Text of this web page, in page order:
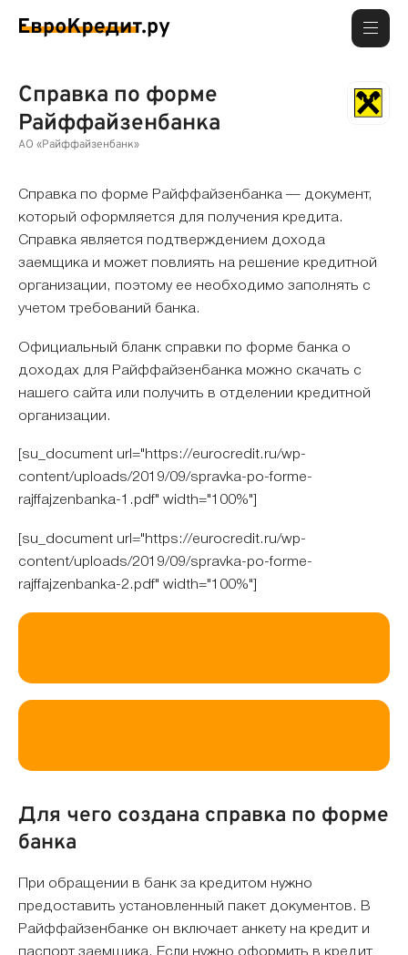
Справка по форме
Райффайзенбанка
АО «Райффайзенбанк»
Справка по форме Райффайзенбанка — документ,
который оформляется для получения кредита.
Справка является подтверждением дохода
заемщика и может повлиять на решение кредитной
организации, поэтому ее необходимо заполнять с
учетом требований банка.
Официальный бланк справки по форме банка о
доходах для Райффайзенбанка можно скачать с
нашего сайта или получить в отделении кредитной
организации.
[su_document url="https://eurocredit.ru/wp-
content/uploads/2019/09/spravka-po-forme-
rajffajzenbanka-1.pdf" width="100%"]
[su_document url="https://eurocredit.ru/wp-
content/uploads/2019/09/spravka-po-forme-
rajffajzenbanka-2.pdf" width="100%"]
Для чего создана справка по форме
банка
При обращении в банк за кредитом нужно
предоставить установленный пакет документов. В
Райффайзенбанке он включает анкету на кредит и